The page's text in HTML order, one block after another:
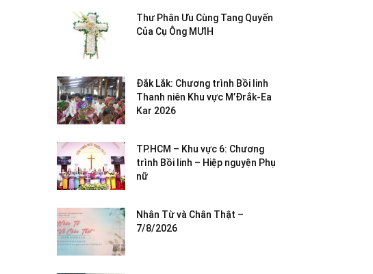
Thư Phân Ưu Cùng Tang Quyến
Của Cụ Ông MƯIH
Đắk Lắk: Chương trình Bồi linh
Thanh niên Khu vực M’Đrắk-Ea
Kar 2026
TP.HCM – Khu vực 6: Chương
trình Bồi linh – Hiệp nguyện Phụ
nữ
Nhân Từ và Chân Thật –
7/8/2026